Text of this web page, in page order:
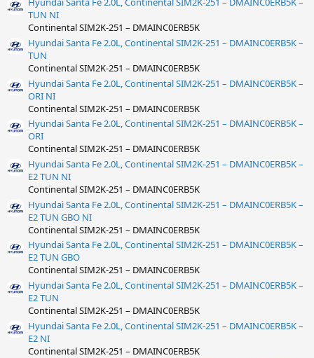
TUN NI
Continental SIM2K-251 – DMAINC0ERB5K
Hyundai Santa Fe 2.0L, Continental SIM2K-251 – DMAINC0ERB5K –
TUN
Continental SIM2K-251 – DMAINC0ERB5K
Hyundai Santa Fe 2.0L, Continental SIM2K-251 – DMAINC0ERB5K –
ORI NI
Continental SIM2K-251 – DMAINC0ERB5K
Hyundai Santa Fe 2.0L, Continental SIM2K-251 – DMAINC0ERB5K –
ORI
Continental SIM2K-251 – DMAINC0ERB5K
Hyundai Santa Fe 2.0L, Continental SIM2K-251 – DMAINC0ERB5K –
E2 TUN NI
Continental SIM2K-251 – DMAINC0ERB5K
Hyundai Santa Fe 2.0L, Continental SIM2K-251 – DMAINC0ERB5K –
E2 TUN GBO NI
Continental SIM2K-251 – DMAINC0ERB5K
Hyundai Santa Fe 2.0L, Continental SIM2K-251 – DMAINC0ERB5K –
E2 TUN GBO
Continental SIM2K-251 – DMAINC0ERB5K
Hyundai Santa Fe 2.0L, Continental SIM2K-251 – DMAINC0ERB5K –
E2 TUN
Continental SIM2K-251 – DMAINC0ERB5K
Hyundai Santa Fe 2.0L, Continental SIM2K-251 – DMAINC0ERB5K –
E2 NI
Continental SIM2K-251 – DMAINC0ERB5K